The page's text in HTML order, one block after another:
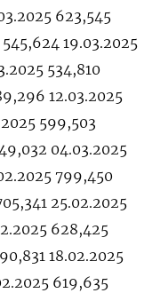
623,545
19.03.2025
534,810
12.03.2025
599,503
04.03.2025
799,450
25.02.2025
628,425
18.02.2025
619,635